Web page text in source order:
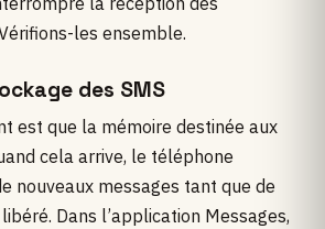
les ensemble.
des SMS
est que la mémoire destinée aux
cela arrive, le téléphone
nouveaux messages tant que de
libéré. Dans l’application Messages,